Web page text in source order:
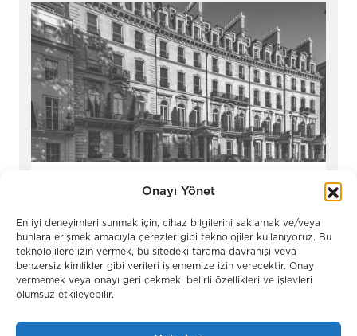
Onayı Yönet
En iyi deneyimleri sunmak için, cihaz bilgilerini saklamak ve/veya
bunlara erişmek amacıyla çerezler gibi teknolojiler kullanıyoruz. Bu
teknolojilere izin vermek, bu sitedeki tarama davranışı veya
benzersiz kimlikler gibi verileri işlememize izin verecektir. Onay
vermemek veya onayı geri çekmek, belirli özellikleri ve işlevleri
olumsuz etkileyebilir.
Belgravia Gate